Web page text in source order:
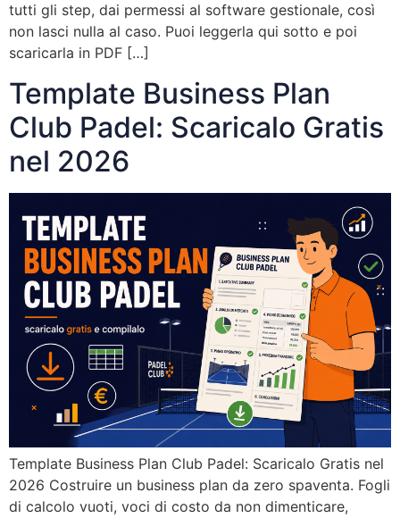
tutti gli step, dai permessi al software gestionale, così
non lasci nulla al caso. Puoi leggerla qui sotto e poi
scaricarla in PDF […]
Template Business Plan
Club Padel: Scaricalo Gratis
nel 2026
Template Business Plan Club Padel: Scaricalo Gratis nel
2026 Costruire un business plan da zero spaventa. Fogli
di calcolo vuoti, voci di costo da non dimenticare,